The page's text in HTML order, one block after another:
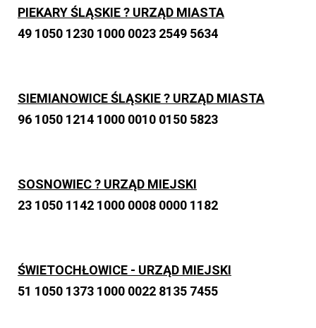
PIEKARY ŚLĄSKIE ? URZĄD MIASTA
49 1050 1230 1000 0023 2549 5634
SIEMIANOWICE ŚLĄSKIE ? URZĄD MIASTA
96 1050 1214 1000 0010 0150 5823
SOSNOWIEC ? URZĄD MIEJSKI
23 1050 1142 1000 0008 0000 1182
ŚWIETOCHŁOWICE - URZĄD MIEJSKI
51 1050 1373 1000 0022 8135 7455